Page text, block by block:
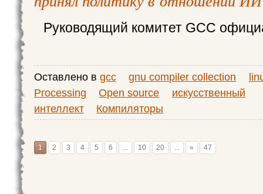
Руководящий комитет GCC
Оставлено в gcc gnu compiler collection
Processing
Open source
искусственный
интеллект
Компиляторы
1 2 3 4 5 6 ... 10 20 ... » 47